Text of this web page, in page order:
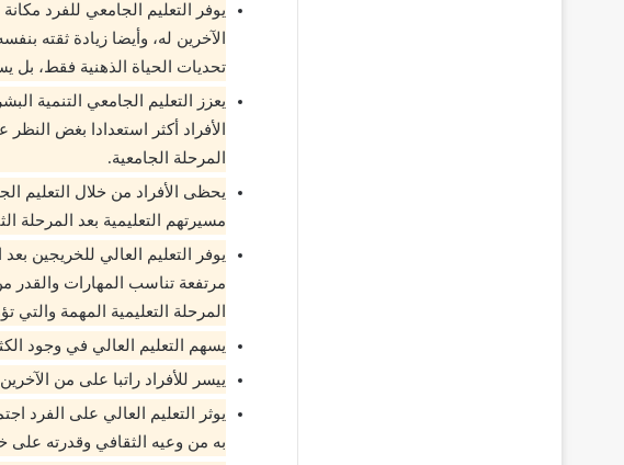
يوفر التعليم الجامعي للفرد
الآخرين له، وأيضا زيادة ثقته
تحديات الحياة الذهنية فقط، بل
يعزز التعليم الجامعي التنمية
الأفراد أكثر استعدادا بغض
المرحلة الجامعية.
يحظى الأفراد من خلال
مسيرتهم التعليمية بعد المرحلة
يوفر التعليم العالي للخريجين
مرتفعة تناسب المهارات
المرحلة التعليمية المهمة والتي
يسهم التعليم العالي في وجود
ييسر للأفراد راتبا على من
يوثر التعليم العالي على الفرد
به من وعيه الثقافي وقدرته على